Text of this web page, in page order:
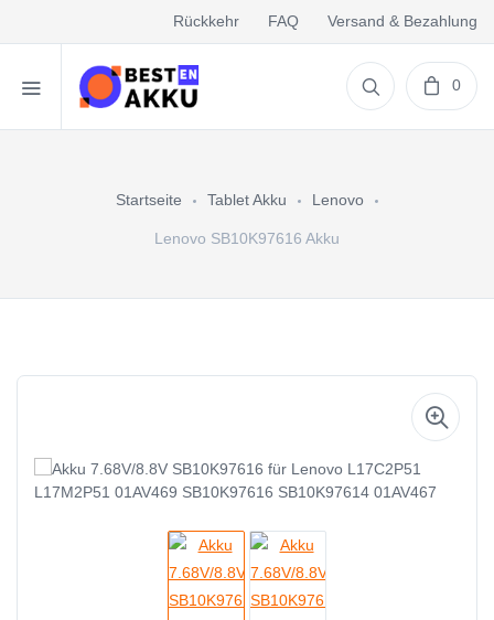
Rückkehr FAQ Versand & Bezahlung
0
Startseite Tablet Akku Lenovo
Lenovo SB10K97616 Akku